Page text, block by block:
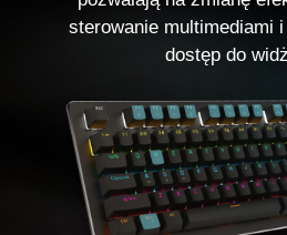
sterowanie multimediami
dostęp do